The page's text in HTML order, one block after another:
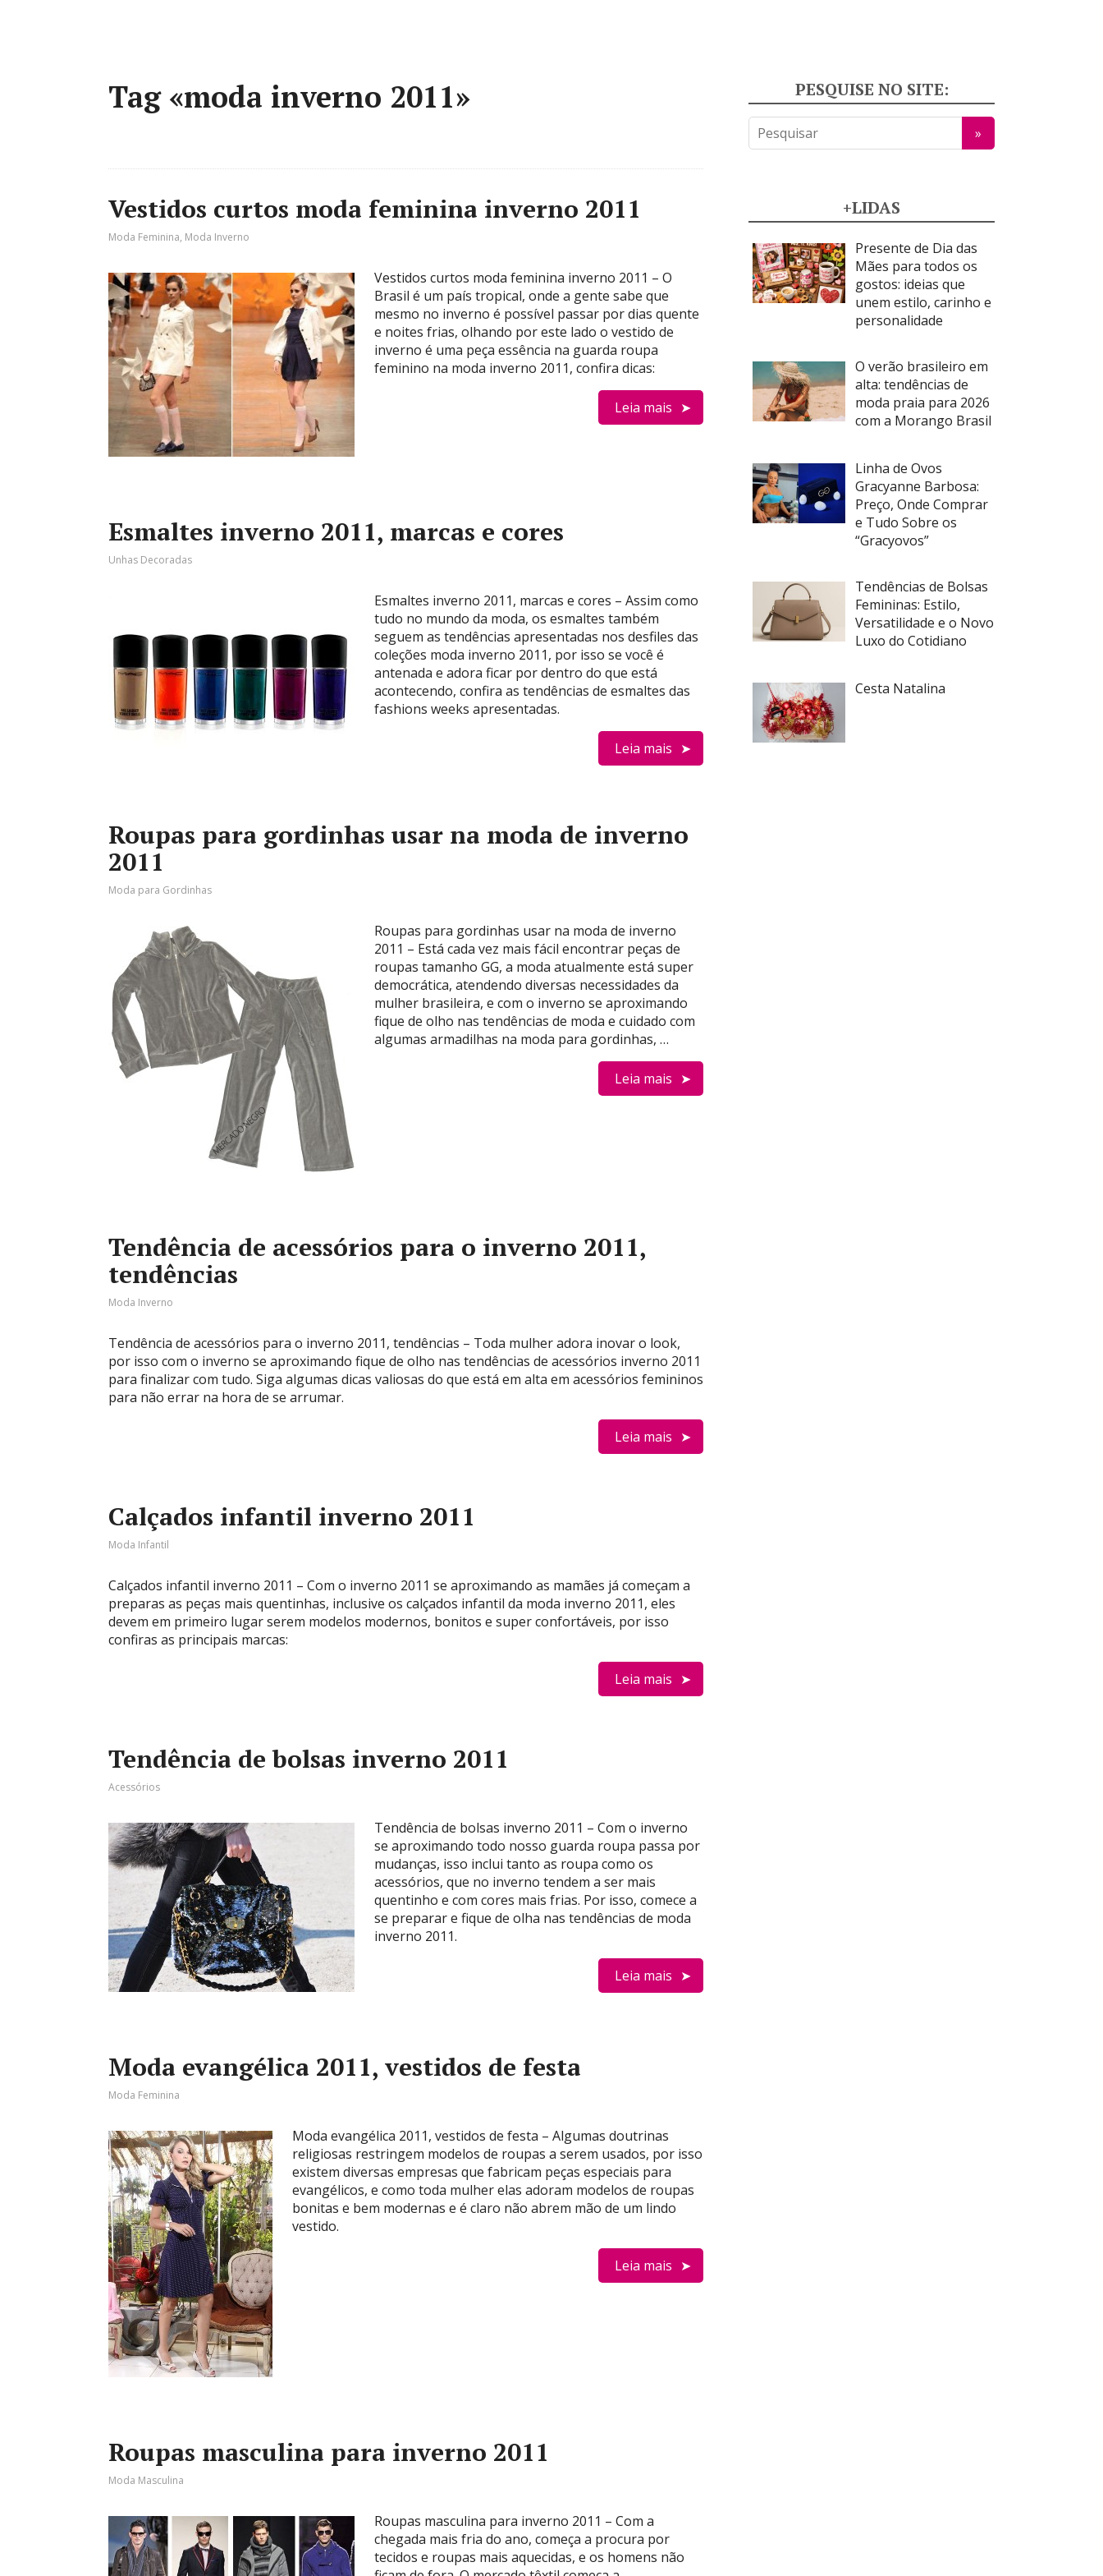
Tag «moda inverno 2011»
Vestidos curtos moda feminina inverno 2011
Moda Feminina, Moda Inverno
Vestidos curtos moda feminina inverno 2011 – O
Brasil é um país tropical, onde a gente sabe que
mesmo no inverno é possível passar por dias quente
e noites frias, olhando por este lado o vestido de
inverno é uma peça essência na guarda roupa
feminino na moda inverno 2011, confira dicas:
Leia mais
Esmaltes inverno 2011, marcas e cores
Unhas Decoradas
Esmaltes inverno 2011, marcas e cores – Assim como
tudo no mundo da moda, os esmaltes também
seguem as tendências apresentadas nos desfiles das
coleções moda inverno 2011, por isso se você é
antenada e adora ficar por dentro do que está
acontecendo, confira as tendências de esmaltes das
fashions weeks apresentadas.
Leia mais
Roupas para gordinhas usar na moda de inverno
2011
Moda para Gordinhas
Roupas para gordinhas usar na moda de inverno
2011 – Está cada vez mais fácil encontrar peças de
roupas tamanho GG, a moda atualmente está super
democrática, atendendo diversas necessidades da
mulher brasileira, e com o inverno se aproximando
fique de olho nas tendências de moda e cuidado com
algumas armadilhas na moda para gordinhas, …
Leia mais
Tendência de acessórios para o inverno 2011,
tendências
Moda Inverno
Tendência de acessórios para o inverno 2011, tendências – Toda mulher adora inovar o look,
por isso com o inverno se aproximando fique de olho nas tendências de acessórios inverno 2011
para finalizar com tudo. Siga algumas dicas valiosas do que está em alta em acessórios femininos
para não errar na hora de se arrumar.
Leia mais
Calçados infantil inverno 2011
Moda Infantil
Calçados infantil inverno 2011 – Com o inverno 2011 se aproximando as mamães já começam a
preparas as peças mais quentinhas, inclusive os calçados infantil da moda inverno 2011, eles
devem em primeiro lugar serem modelos modernos, bonitos e super confortáveis, por isso
confiras as principais marcas:
Leia mais
Tendência de bolsas inverno 2011
Acessórios
Tendência de bolsas inverno 2011 – Com o inverno
se aproximando todo nosso guarda roupa passa por
mudanças, isso inclui tanto as roupa como os
acessórios, que no inverno tendem a ser mais
quentinho e com cores mais frias. Por isso, comece a
se preparar e fique de olha nas tendências de moda
inverno 2011.
Leia mais
Moda evangélica 2011, vestidos de festa
Moda Feminina
Moda evangélica 2011, vestidos de festa – Algumas doutrinas
religiosas restringem modelos de roupas a serem usados, por isso
existem diversas empresas que fabricam peças especiais para
evangélicos, e como toda mulher elas adoram modelos de roupas
bonitas e bem modernas e é claro não abrem mão de um lindo
vestido.
Leia mais
Roupas masculina para inverno 2011
Moda Masculina
Roupas masculina para inverno 2011 – Com a
chegada mais fria do ano, começa a procura por
tecidos e roupas mais aquecidas, e os homens não
PESQUISE NO SITE:
+LIDAS
Presente de Dia das
Mães para todos os
gostos: ideias que
unem estilo, carinho e
personalidade
O verão brasileiro em
alta: tendências de
moda praia para 2026
com a Morango Brasil
Linha de Ovos
Gracyanne Barbosa:
Preço, Onde Comprar
e Tudo Sobre os
“Gracyovos”
Tendências de Bolsas
Femininas: Estilo,
Versatilidade e o Novo
Luxo do Cotidiano
Cesta Natalina